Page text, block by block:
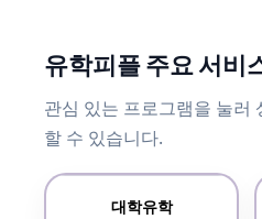
유학피플 주요 서비
관심 있는 프로그램을 눌러
할 수 있습니다.
대학유학